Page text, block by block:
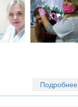
Подробнее